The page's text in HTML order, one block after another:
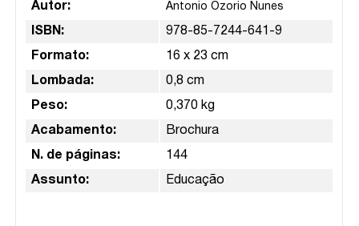
Autor: Antonio Ozorio Nunes
ISBN: 978-85-7244-641-9
Formato: 16 x 23 cm
Lombada: 0,8 cm
Peso: 0,370 kg
Acabamento: Brochura
N. de páginas: 144
Assunto: Educação